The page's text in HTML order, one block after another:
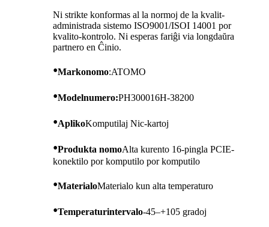
Ni strikte konformas al la normoj de la kvalit-
administrada sistemo ISO9001/ISOI 14001 por
kvalito-kontrolo. Ni esperas fariĝi via longdaŭra
partnero en Ĉinio.
•Markonomo:ATOMO
•Modelnumero:PH300016H-38200
•AplikoKomputilaj Nic-kartoj
•Produkta nomoAlta kurento 16-pingla PCIE-
konektilo por komputilo por komputilo
•MaterialoMaterialo kun alta temperaturo
•Temperaturintervalo-45–+105 gradoj